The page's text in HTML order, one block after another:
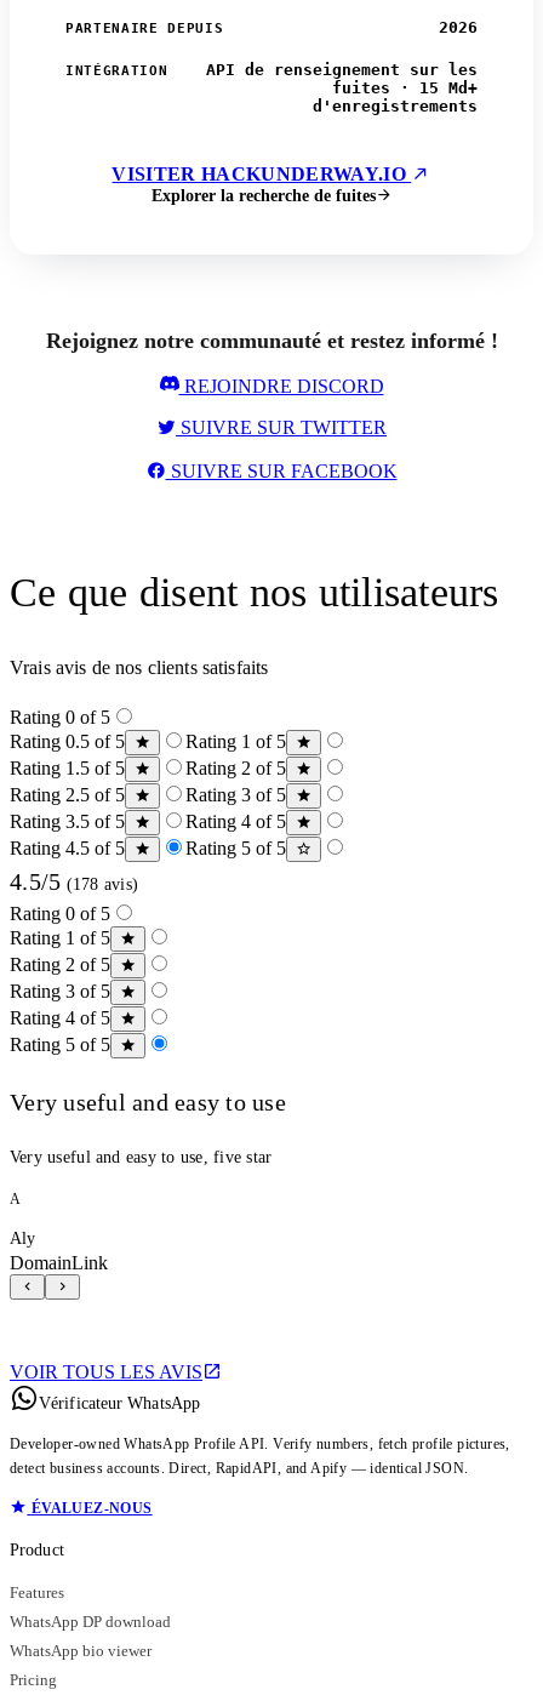
PARTENAIRE DEPUIS 2026
INTÉGRATION
API de renseignement sur les
fuites · 15 Md+
d'enregistrements
VISITER HACKUNDERWAY.IO
Explorer la recherche de fuites
Rejoignez notre communauté et restez informé !
REJOINDRE DISCORD
SUIVRE SUR TWITTER
SUIVRE SUR FACEBOOK
Ce que disent nos utilisateurs
Vrais avis de nos clients satisfaits
Rating 0 of 5
Rating 0.5 of 5
Rating 1 of 5
Rating 1.5 of 5
Rating 2 of 5
Rating 2.5 of 5
Rating 3 of 5
Rating 3.5 of 5
Rating 4 of 5
Rating 4.5 of 5
Rating 5 of 5
4.5/5 (178 avis)
Rating 0 of 5
Rating 1 of 5
Rating 2 of 5
Rating 3 of 5
Rating 4 of 5
Rating 5 of 5
Very useful and easy to use
Very useful and easy to use, five star
A
Aly
DomainLink
VOIR TOUS LES AVIS
Vérificateur WhatsApp
Developer-owned WhatsApp Profile API. Verify numbers, fetch profile pictures,
detect business accounts. Direct, RapidAPI, and Apify — identical JSON.
ÉVALUEZ-NOUS
Product
Features
WhatsApp DP download
WhatsApp bio viewer
Pricing